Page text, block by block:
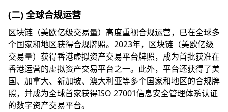
(二) 全球合规运营
区块链（美欧亿级交易量）高度重视合规运营，已在全球多
个国家和地区获得合规牌照。2023年，区块链（美欧亿级
交易量）获得香港虚拟资产交易平台牌照，成为首批获准在
香港运营的虚拟资产交易平台之一。此外，平台还获得了美
国、加拿大、新加坡、澳大利亚等多个国家和地区的合规牌
照，并成为全球首家获得ISO 27001信息安全管理体系认证
的数字资产交易平台。